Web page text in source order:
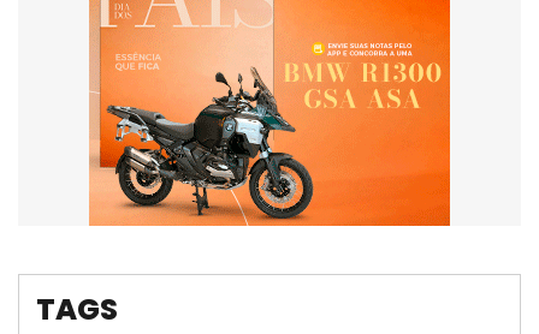
TAGS